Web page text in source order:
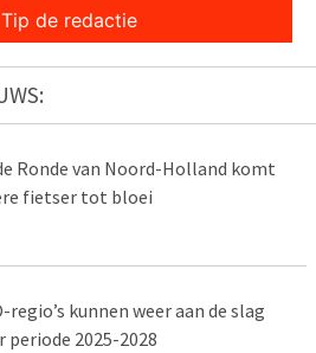
Tip de redactie
Ronde van Noord-Holland komt
fietser tot bloei
regio’s kunnen weer aan de slag
periode 2025-2028